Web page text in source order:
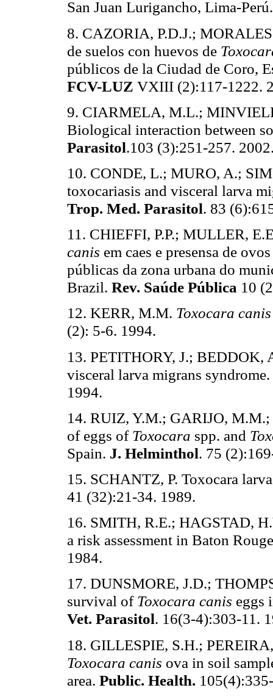
San Juan Lurigancho, Lima-
8. CAZORIA, P.D.J.;
de suelos con huevos de
públicos de la Ciudad de Coro,
FCV-LUZ VXIII (2):117-1222.
9. CIARMELA, M.L.;
Biological interaction between
Parasitol.103 (3):251-257.
10. CONDE, L.; MURO, A.;
toxocariasis and visceral larva
Trop. Med. Parasitol. 83
11. CHIEFFI, P.P.; MULLER,
canis em caes e presensa de
públicas da zona urbana do
Brazil. Rev. Saúde Pública 10
12. KERR, M.M. Toxocara canis
(2): 5-6. 1994.
13. PETITHORY, J.; BEDDOK,
visceral larva migrans syndrome.
1994.
14. RUIZ, Y.M.; GARIJO,
of eggs of Toxocara spp. and
Spain. J. Helminthol. 75
15. SCHANTZ, P. Toxocara
41 (32):21-34. 1989.
16. SMITH, R.E.; HAGSTAD,
a risk assessment in Baton
1984.
17. DUNSMORE, J.D.;
survival of Toxocara canis eggs
Vet. Parasitol. 16(3-4):303-11.
18. GILLESPIE, S.H.;
Toxocara canis ova in soil
area. Public. Health.